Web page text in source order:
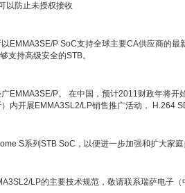
以防止未授权接收
EMMA3SE/P SoC支持全球主要CA供应商的
支持高级安全的STB。
EMMA3SE/P。 在中国，预计2011财政年将
）内开展EMMA3SL2/LP销售推广活动， H.264
S系列STB SoC，以便进一步加强和扩大家庭
LP的主要技术规范，敬请联系瑞萨电子（